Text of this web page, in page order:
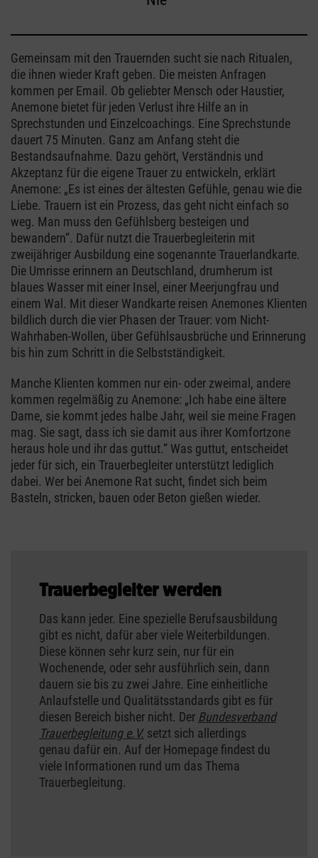
Gemeinsam mit den Trauernden sucht sie nach Ritualen,
die ihnen wieder Kraft geben. Die meisten Anfragen
kommen per Email. Ob geliebter Mensch oder Haustier,
Anemone bietet für jeden Verlust ihre Hilfe an in
Sprechstunden und Einzelcoachings. Eine Sprechstunde
dauert 75 Minuten. Ganz am Anfang steht die
Bestandsaufnahme. Dazu gehört, Verständnis und
Akzeptanz für die eigene Trauer zu entwickeln, erklärt
Anemone: „Es ist eines der ältesten Gefühle, genau wie die
Liebe. Trauern ist ein Prozess, das geht nicht einfach so
weg. Man muss den Gefühlsberg besteigen und
bewandern“. Dafür nutzt die Trauerbegleiterin mit
zweijähriger Ausbildung eine sogenannte Trauerlandkarte.
Die Umrisse erinnern an Deutschland, drumherum ist
blaues Wasser mit einer Insel, einer Meerjungfrau und
einem Wal. Mit dieser Wandkarte reisen Anemones Klienten
bildlich durch die vier Phasen der Trauer: vom Nicht-
Wahrhaben-Wollen, über Gefühlsausbrüche und Erinnerung
bis hin zum Schritt in die Selbstständigkeit.
Manche Klienten kommen nur ein- oder zweimal, andere
kommen regelmäßig zu Anemone: „Ich habe eine ältere
Dame, sie kommt jedes halbe Jahr, weil sie meine Fragen
mag. Sie sagt, dass ich sie damit aus ihrer Komfortzone
heraus hole und ihr das guttut.“ Was guttut, entscheidet
jeder für sich, ein Trauerbegleiter unterstützt lediglich
dabei. Wer bei Anemone Rat sucht, findet sich beim
Basteln, stricken, bauen oder Beton gießen wieder.
Trauerbegleiter werden
Das kann jeder. Eine spezielle Berufsausbildung
gibt es nicht, dafür aber viele Weiterbildungen.
Diese können sehr kurz sein, nur für ein
Wochenende, oder sehr ausführlich sein, dann
dauern sie bis zu zwei Jahre. Eine einheitliche
Anlaufstelle und Qualitätsstandards gibt es für
diesen Bereich bisher nicht. Der Bundesverband
Trauerbegleitung e.V. setzt sich allerdings
genau dafür ein. Auf der Homepage findest du
viele Informationen rund um das Thema
Trauerbegleitung.